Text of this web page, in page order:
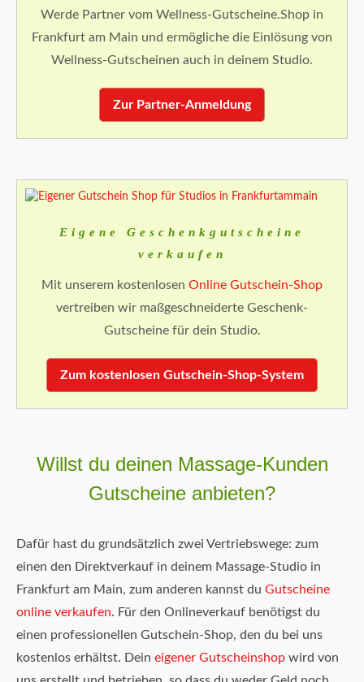
Werde Partner vom Wellness-Gutscheine.Shop in
Frankfurt am Main und ermögliche die Einlösung von
Wellness-Gutscheinen auch in deinem Studio.
Zur Partner-Anmeldung
Eigene Geschenkgutscheine
verkaufen
Mit unserem kostenlosen Online Gutschein-Shop
vertreiben wir maßgeschneiderte Geschenk-
Gutscheine für dein Studio.
Zum kostenlosen Gutschein-Shop-System
Willst du deinen Massage-Kunden
Gutscheine anbieten?
Dafür hast du grundsätzlich zwei Vertriebswege: zum
einen den Direktverkauf in deinem Massage-Studio in
Frankfurt am Main, zum anderen kannst du Gutscheine
online verkaufen. Für den Onlineverkauf benötigst du
einen professionellen Gutschein-Shop, den du bei uns
kostenlos erhältst. Dein eigener Gutscheinshop wird von